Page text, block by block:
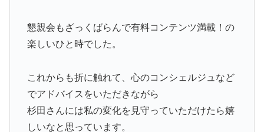
懇親会もざっくばらんで有料コンテンツ満載！の
楽しいひと時でした。
これからも折に触れて、心のコンシェルジュなど
でアドバイスをいただきながら
杉田さんには私の変化を見守っていただけたら嬉
しいなと思っています。